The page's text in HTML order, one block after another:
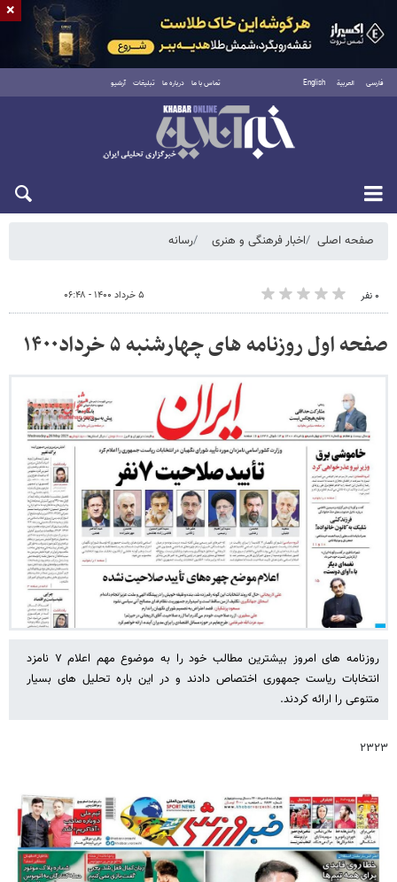
فارسی العربية English تماس با ما درباره ما تبلیغات آرشیو
شنبه ۱۷ مرداد ۱۴۰۵
صفحه اصلی اخبار فرهنگی و هنری رسانه
۰ نفر ۵ خرداد ۱۴۰۰ - ۰۶:۴۸
صفحه اول روزنامه های چهارشنبه ۵ خرداد۱۴۰۰
روزنامه های امروز بیشترین مطالب خود را به موضوع مهم اعلام ۷ نامزد
انتخابات ریاست جمهوری اختصاص دادند و در این باره تحلیل های بسیار
متنوعی را ارائه کردند.
۲۳۲۳
×